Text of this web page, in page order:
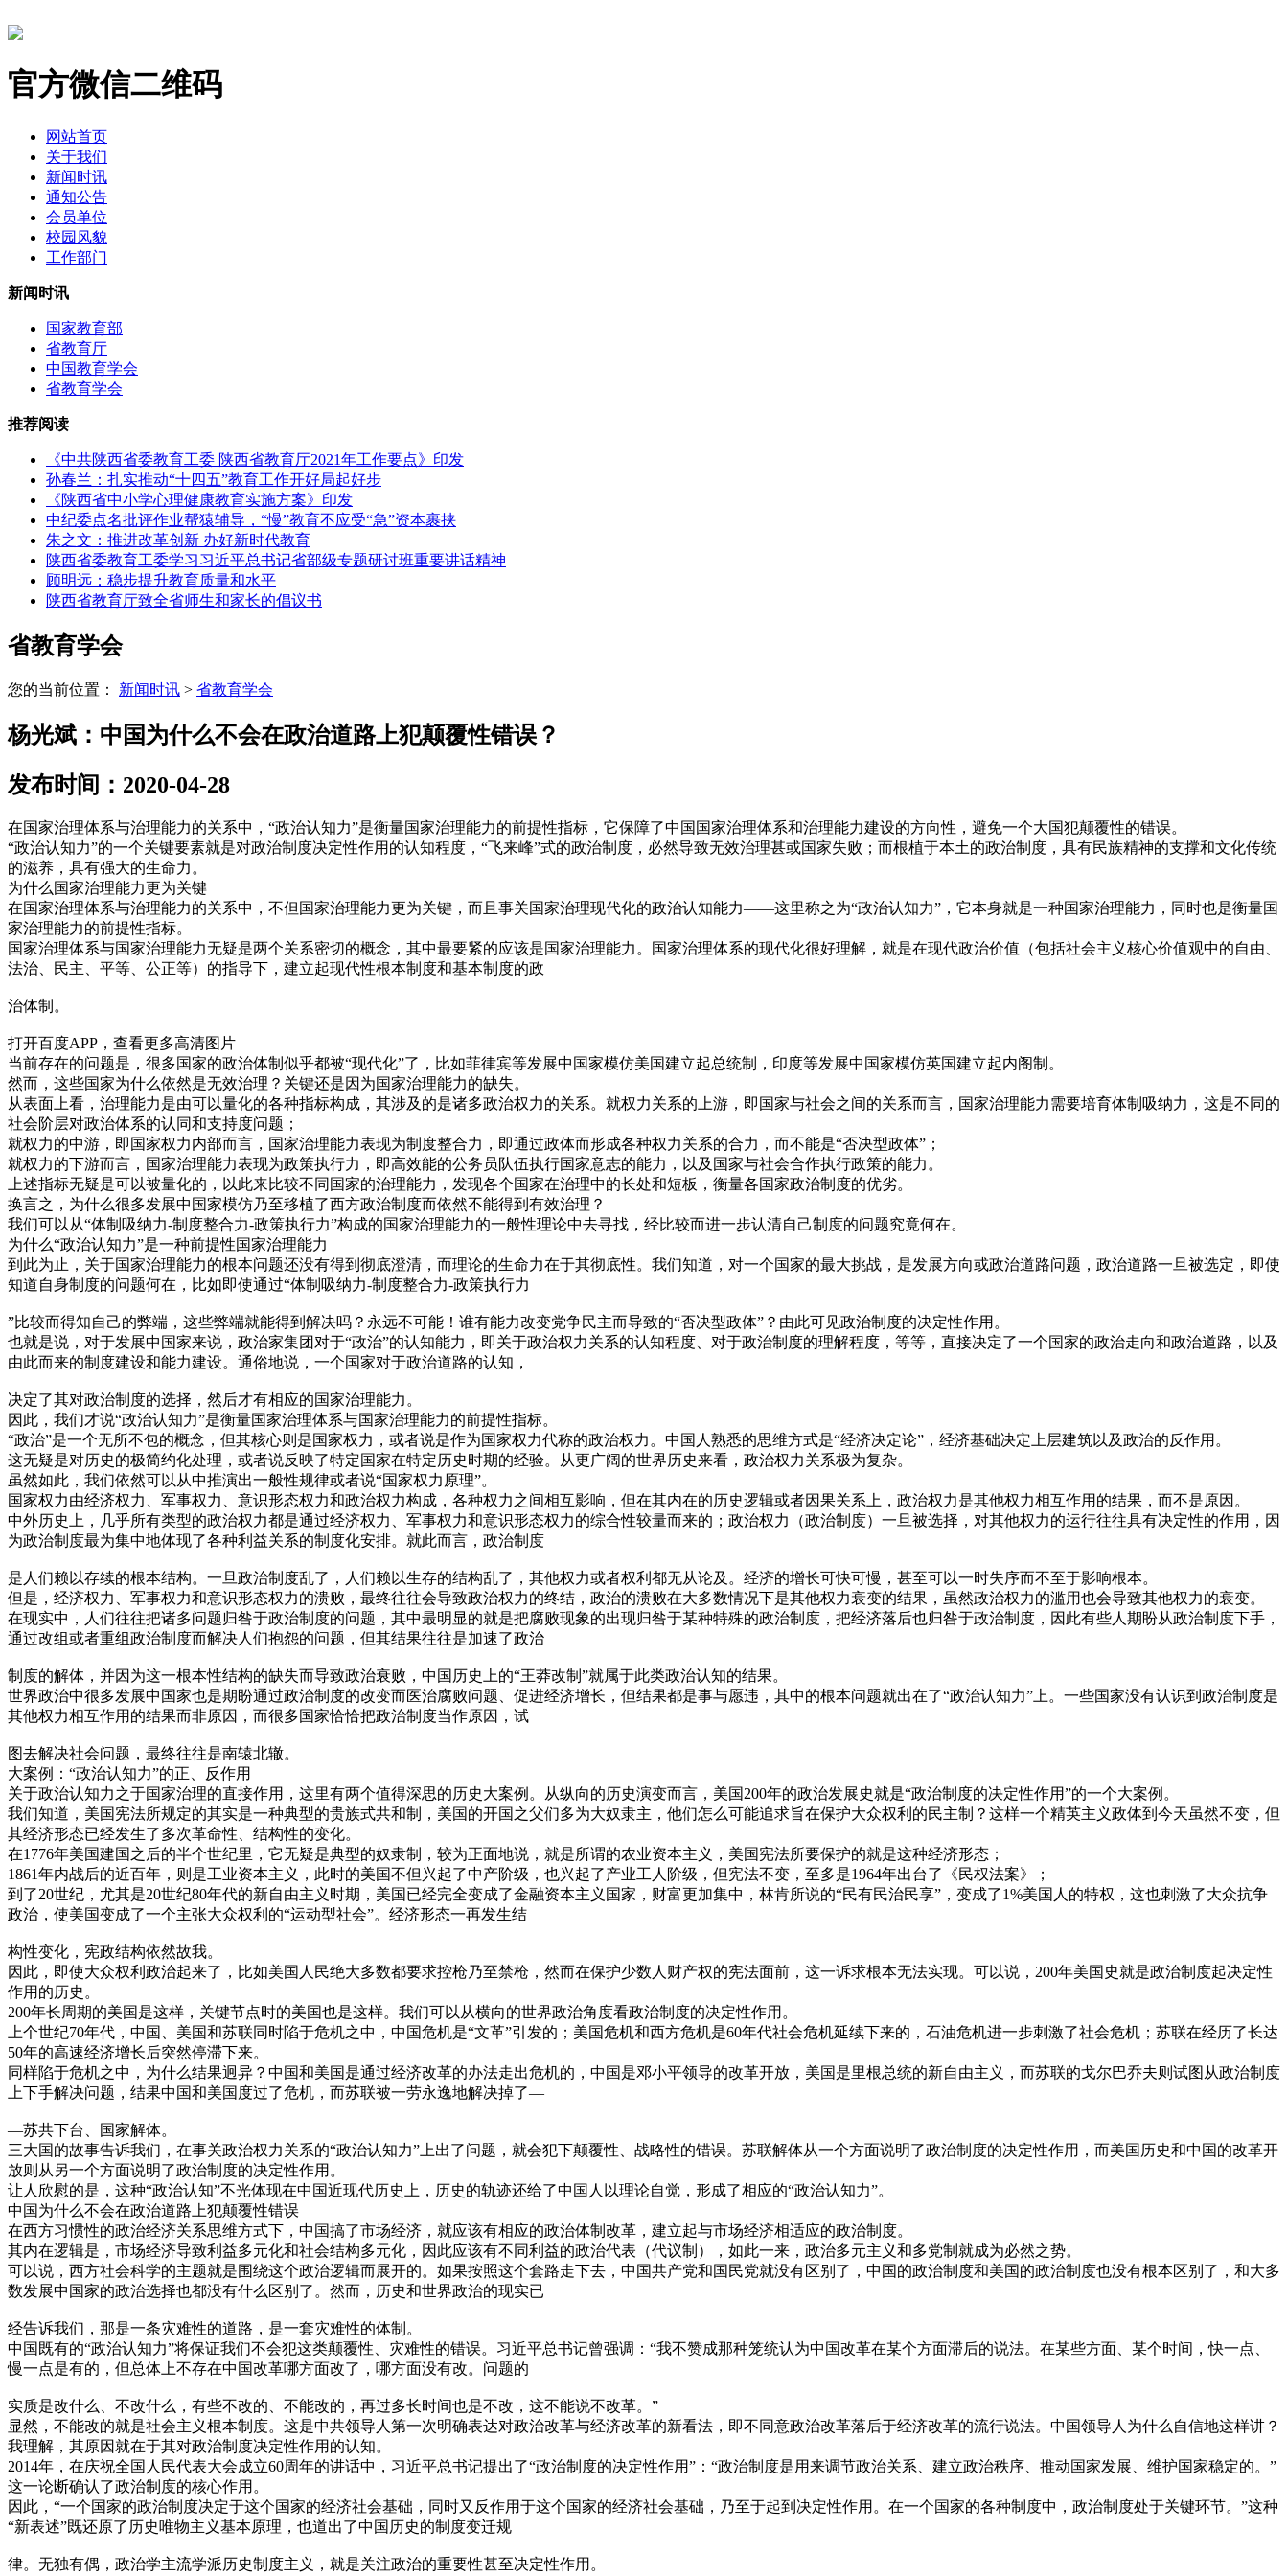
官方微信二维码
网站首页
关于我们
新闻时讯
通知公告
会员单位
校园风貌
工作部门
新闻时讯
国家教育部
省教育厅
中国教育学会
省教育学会
推荐阅读
《中共陕西省委教育工委 陕西省教育厅2021年工作要点》印发
孙春兰：扎实推动“十四五”教育工作开好局起好步
《陕西省中小学心理健康教育实施方案》印发
中纪委点名批评作业帮猿辅导，“慢”教育不应受“急”资本裹挟
朱之文：推进改革创新 办好新时代教育
陕西省委教育工委学习习近平总书记省部级专题研讨班重要讲话精神
顾明远：稳步提升教育质量和水平
陕西省教育厅致全省师生和家长的倡议书
省教育学会
您的当前位置： 新闻时讯 > 省教育学会
杨光斌：中国为什么不会在政治道路上犯颠覆性错误？
发布时间：2020-04-28
在国家治理体系与治理能力的关系中，“政治认知力”是衡量国家治理能力的前提性指标，它保障了中国国家治理体系和治理能力建设的方向性，避免一个大国犯颠覆性的错误。
“政治认知力”的一个关键要素就是对政治制度决定性作用的认知程度，“飞来峰”式的政治制度，必然导致无效治理甚或国家失败；而根植于本土的政治制度，具有民族精神的支撑和文化传统
的滋养，具有强大的生命力。
为什么国家治理能力更为关键
在国家治理体系与治理能力的关系中，不但国家治理能力更为关键，而且事关国家治理现代化的政治认知能力——这里称之为“政治认知力”，它本身就是一种国家治理能力，同时也是衡量国
家治理能力的前提性指标。
国家治理体系与国家治理能力无疑是两个关系密切的概念，其中最要紧的应该是国家治理能力。国家治理体系的现代化很好理解，就是在现代政治价值（包括社会主义核心价值观中的自由、
法治、民主、平等、公正等）的指导下，建立起现代性根本制度和基本制度的政
治体制。
打开百度APP，查看更多高清图片
当前存在的问题是，很多国家的政治体制似乎都被“现代化”了，比如菲律宾等发展中国家模仿美国建立起总统制，印度等发展中国家模仿英国建立起内阁制。
然而，这些国家为什么依然是无效治理？关键还是因为国家治理能力的缺失。
从表面上看，治理能力是由可以量化的各种指标构成，其涉及的是诸多政治权力的关系。就权力关系的上游，即国家与社会之间的关系而言，国家治理能力需要培育体制吸纳力，这是不同的
社会阶层对政治体系的认同和支持度问题；
就权力的中游，即国家权力内部而言，国家治理能力表现为制度整合力，即通过政体而形成各种权力关系的合力，而不能是“否决型政体”；
就权力的下游而言，国家治理能力表现为政策执行力，即高效能的公务员队伍执行国家意志的能力，以及国家与社会合作执行政策的能力。
上述指标无疑是可以被量化的，以此来比较不同国家的治理能力，发现各个国家在治理中的长处和短板，衡量各国家政治制度的优劣。
换言之，为什么很多发展中国家模仿乃至移植了西方政治制度而依然不能得到有效治理？
我们可以从“体制吸纳力-制度整合力-政策执行力”构成的国家治理能力的一般性理论中去寻找，经比较而进一步认清自己制度的问题究竟何在。
为什么“政治认知力”是一种前提性国家治理能力
到此为止，关于国家治理能力的根本问题还没有得到彻底澄清，而理论的生命力在于其彻底性。我们知道，对一个国家的最大挑战，是发展方向或政治道路问题，政治道路一旦被选定，即使
知道自身制度的问题何在，比如即使通过“体制吸纳力-制度整合力-政策执行力
”比较而得知自己的弊端，这些弊端就能得到解决吗？永远不可能！谁有能力改变党争民主而导致的“否决型政体”？由此可见政治制度的决定性作用。
也就是说，对于发展中国家来说，政治家集团对于“政治”的认知能力，即关于政治权力关系的认知程度、对于政治制度的理解程度，等等，直接决定了一个国家的政治走向和政治道路，以及
由此而来的制度建设和能力建设。通俗地说，一个国家对于政治道路的认知，
决定了其对政治制度的选择，然后才有相应的国家治理能力。
因此，我们才说“政治认知力”是衡量国家治理体系与国家治理能力的前提性指标。
“政治”是一个无所不包的概念，但其核心则是国家权力，或者说是作为国家权力代称的政治权力。中国人熟悉的思维方式是“经济决定论”，经济基础决定上层建筑以及政治的反作用。
这无疑是对历史的极简约化处理，或者说反映了特定国家在特定历史时期的经验。从更广阔的世界历史来看，政治权力关系极为复杂。
虽然如此，我们依然可以从中推演出一般性规律或者说“国家权力原理”。
国家权力由经济权力、军事权力、意识形态权力和政治权力构成，各种权力之间相互影响，但在其内在的历史逻辑或者因果关系上，政治权力是其他权力相互作用的结果，而不是原因。
中外历史上，几乎所有类型的政治权力都是通过经济权力、军事权力和意识形态权力的综合性较量而来的；政治权力（政治制度）一旦被选择，对其他权力的运行往往具有决定性的作用，因
为政治制度最为集中地体现了各种利益关系的制度化安排。就此而言，政治制度
是人们赖以存续的根本结构。一旦政治制度乱了，人们赖以生存的结构乱了，其他权力或者权利都无从论及。经济的增长可快可慢，甚至可以一时失序而不至于影响根本。
但是，经济权力、军事权力和意识形态权力的溃败，最终往往会导致政治权力的终结，政治的溃败在大多数情况下是其他权力衰变的结果，虽然政治权力的滥用也会导致其他权力的衰变。
在现实中，人们往往把诸多问题归咎于政治制度的问题，其中最明显的就是把腐败现象的出现归咎于某种特殊的政治制度，把经济落后也归咎于政治制度，因此有些人期盼从政治制度下手，
通过改组或者重组政治制度而解决人们抱怨的问题，但其结果往往是加速了政治
制度的解体，并因为这一根本性结构的缺失而导致政治衰败，中国历史上的“王莽改制”就属于此类政治认知的结果。
世界政治中很多发展中国家也是期盼通过政治制度的改变而医治腐败问题、促进经济增长，但结果都是事与愿违，其中的根本问题就出在了“政治认知力”上。一些国家没有认识到政治制度是
其他权力相互作用的结果而非原因，而很多国家恰恰把政治制度当作原因，试
图去解决社会问题，最终往往是南辕北辙。
大案例：“政治认知力”的正、反作用
关于政治认知力之于国家治理的直接作用，这里有两个值得深思的历史大案例。从纵向的历史演变而言，美国200年的政治发展史就是“政治制度的决定性作用”的一个大案例。
我们知道，美国宪法所规定的其实是一种典型的贵族式共和制，美国的开国之父们多为大奴隶主，他们怎么可能追求旨在保护大众权利的民主制？这样一个精英主义政体到今天虽然不变，但
其经济形态已经发生了多次革命性、结构性的变化。
在1776年美国建国之后的半个世纪里，它无疑是典型的奴隶制，较为正面地说，就是所谓的农业资本主义，美国宪法所要保护的就是这种经济形态；
1861年内战后的近百年，则是工业资本主义，此时的美国不但兴起了中产阶级，也兴起了产业工人阶级，但宪法不变，至多是1964年出台了《民权法案》；
到了20世纪，尤其是20世纪80年代的新自由主义时期，美国已经完全变成了金融资本主义国家，财富更加集中，林肯所说的“民有民治民享”，变成了1%美国人的特权，这也刺激了大众抗争
政治，使美国变成了一个主张大众权利的“运动型社会”。经济形态一再发生结
构性变化，宪政结构依然故我。
因此，即使大众权利政治起来了，比如美国人民绝大多数都要求控枪乃至禁枪，然而在保护少数人财产权的宪法面前，这一诉求根本无法实现。可以说，200年美国史就是政治制度起决定性
作用的历史。
200年长周期的美国是这样，关键节点时的美国也是这样。我们可以从横向的世界政治角度看政治制度的决定性作用。
上个世纪70年代，中国、美国和苏联同时陷于危机之中，中国危机是“文革”引发的；美国危机和西方危机是60年代社会危机延续下来的，石油危机进一步刺激了社会危机；苏联在经历了长达
50年的高速经济增长后突然停滞下来。
同样陷于危机之中，为什么结果迥异？中国和美国是通过经济改革的办法走出危机的，中国是邓小平领导的改革开放，美国是里根总统的新自由主义，而苏联的戈尔巴乔夫则试图从政治制度
上下手解决问题，结果中国和美国度过了危机，而苏联被一劳永逸地解决掉了—
—苏共下台、国家解体。
三大国的故事告诉我们，在事关政治权力关系的“政治认知力”上出了问题，就会犯下颠覆性、战略性的错误。苏联解体从一个方面说明了政治制度的决定性作用，而美国历史和中国的改革开
放则从另一个方面说明了政治制度的决定性作用。
让人欣慰的是，这种“政治认知”不光体现在中国近现代历史上，历史的轨迹还给了中国人以理论自觉，形成了相应的“政治认知力”。
中国为什么不会在政治道路上犯颠覆性错误
在西方习惯性的政治经济关系思维方式下，中国搞了市场经济，就应该有相应的政治体制改革，建立起与市场经济相适应的政治制度。
其内在逻辑是，市场经济导致利益多元化和社会结构多元化，因此应该有不同利益的政治代表（代议制），如此一来，政治多元主义和多党制就成为必然之势。
可以说，西方社会科学的主题就是围绕这个政治逻辑而展开的。如果按照这个套路走下去，中国共产党和国民党就没有区别了，中国的政治制度和美国的政治制度也没有根本区别了，和大多
数发展中国家的政治选择也都没有什么区别了。然而，历史和世界政治的现实已
经告诉我们，那是一条灾难性的道路，是一套灾难性的体制。
中国既有的“政治认知力”将保证我们不会犯这类颠覆性、灾难性的错误。习近平总书记曾强调：“我不赞成那种笼统认为中国改革在某个方面滞后的说法。在某些方面、某个时间，快一点、
慢一点是有的，但总体上不存在中国改革哪方面改了，哪方面没有改。问题的
实质是改什么、不改什么，有些不改的、不能改的，再过多长时间也是不改，这不能说不改革。”
显然，不能改的就是社会主义根本制度。这是中共领导人第一次明确表达对政治改革与经济改革的新看法，即不同意政治改革落后于经济改革的流行说法。中国领导人为什么自信地这样讲？
我理解，其原因就在于其对政治制度决定性作用的认知。
2014年，在庆祝全国人民代表大会成立60周年的讲话中，习近平总书记提出了“政治制度的决定性作用”：“政治制度是用来调节政治关系、建立政治秩序、推动国家发展、维护国家稳定的。”
这一论断确认了政治制度的核心作用。
因此，“一个国家的政治制度决定于这个国家的经济社会基础，同时又反作用于这个国家的经济社会基础，乃至于起到决定性作用。在一个国家的各种制度中，政治制度处于关键环节。”这种
“新表述”既还原了历史唯物主义基本原理，也道出了中国历史的制度变迁规
律。无独有偶，政治学主流学派历史制度主义，就是关注政治的重要性甚至决定性作用。